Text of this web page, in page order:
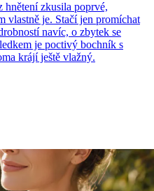
hnětení zkusila poprvé,
vlastně je. Stačí jen promíchat
navíc, o zbytek se
je poctivý bochník s
krájí ještě vlažný.